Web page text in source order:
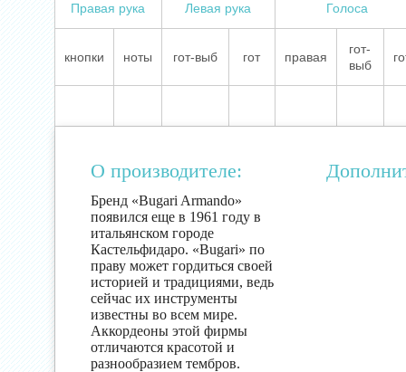
Правая рука Левая рука Голоса
кнопки ноты гот-выб гот правая
гот-
выб
О производителе:
Бренд «Bugari Armando»
появился еще в 1961 году в
итальянском городе
Кастельфидаро. «Bugari» по
праву может гордиться своей
историей и традициями, ведь
сейчас их инструменты
известны во всем мире.
Аккордеоны этой фирмы
отличаются красотой и
разнообразием тембров.